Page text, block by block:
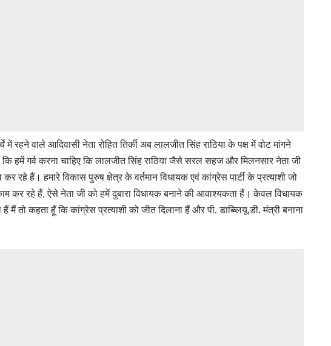
वाले आदिवासी नेता रोहित तिर्की अब लालजीत सिंह राठिया के पक्ष में वोट मांगने
हमें गर्व करना चाहिए कि लालजीत सिंह राठिया जैसे सरल सहज और मिलनसार नेता जी
कर रहे हैं। हमारे विकास पुरुष क्षेत्र के वर्तमान विधायक एवं कांग्रेस पार्टी के प्रत्याशी जो
कर रहे हैं, ऐसे नेता जी को हमें दुबारा विधायक बनाने की आवाश्यकता हैं। केवल विधायक
हैं मैं तो कहता हूँ कि कांग्रेस प्रत्याशी को जीत दिलाना हैं और पी. डाब्ब्लियू.डी. मंत्री बनाना